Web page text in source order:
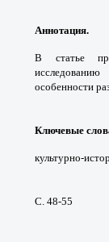
Аннотация.
В статье
особенности
Ключевые
культурно-
С. 48-55